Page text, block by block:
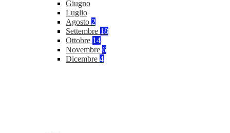
Giugno
Luglio
Agosto 2
Settembre 18
Ottobre 14
Novembre 6
Dicembre 4